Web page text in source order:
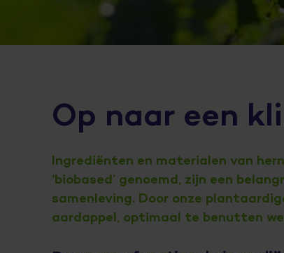
Op naar een
Ingrediënten en materialen van
‘biobased’ genoemd, zijn een
samenleving. Door onze
aardappel, optimaal te benutten